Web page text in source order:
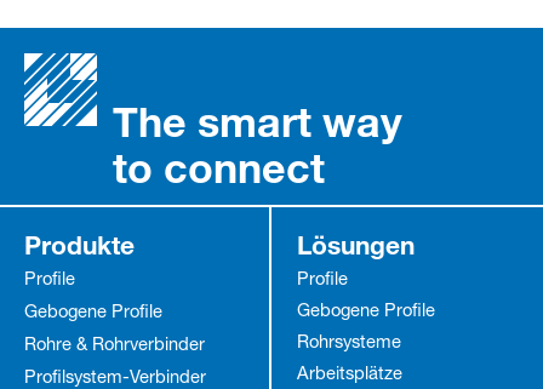
The smart way
to connect
Produkte
Profile
Gebogene Profile
Rohre & Rohrverbinder
Profilsystem-Verbinder
Lösungen
Profile
Gebogene Profile
Rohrsysteme
Arbeitsplätze